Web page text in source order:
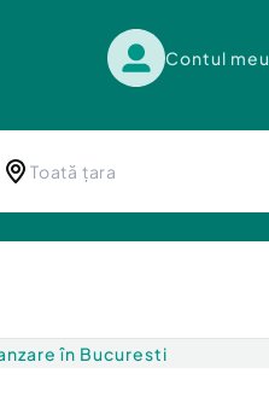
Contul meu
în Bucuresti